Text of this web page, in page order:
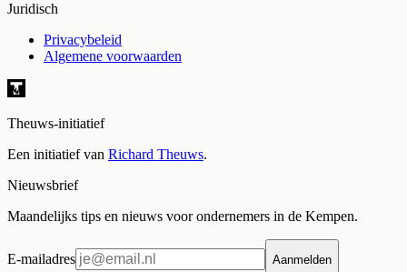
Juridisch
Privacybeleid
Algemene voorwaarden
Theuws-initiatief
Een initiatief van Richard Theuws.
Nieuwsbrief
Maandelijks tips en nieuws voor ondernemers in de Kempen.
E-mailadres Aanmelden